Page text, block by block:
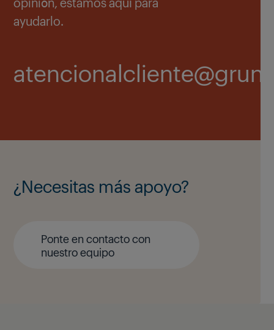
ayudarlo.
¿Necesitas más apoyo?
Ponte en contacto con
nuestro equipo